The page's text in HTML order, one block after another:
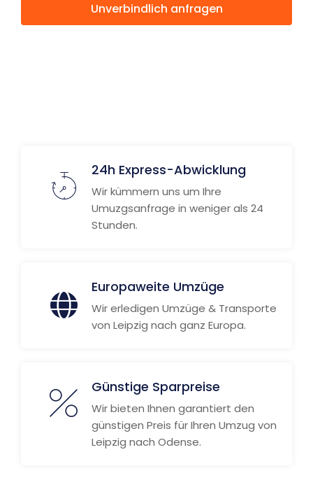
Unverbindlich anfragen
24h Express-Abwicklung
Wir kümmern uns um Ihre
Umuzgsanfrage in weniger als 24
Stunden.
Europaweite Umzüge
Wir erledigen Umzüge & Transporte
von Leipzig nach ganz Europa.
Günstige Sparpreise
Wir bieten Ihnen garantiert den
günstigen Preis für Ihren Umzug von
Leipzig nach Odense.